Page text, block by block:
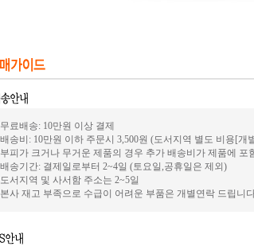
료배송: 10만원 이상 결제
송비: 10만원 이하 주문시 3,500원 (도서지역 별도 비용[개
피가 크거나 무거운 제품의 경우 추가 배송비가 제품에 포
송기간: 결제일로부터 2~4일 (토요일,공휴일은 제외)
서지역 및 사서함 주소는 2~5일
사 재고 부족으로 수급이 어려운 부품은 개별연락 드립니